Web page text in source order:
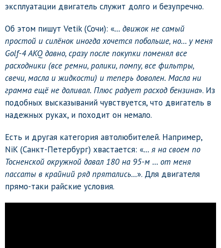
эксплуатации двигатель служит долго и безупречно.
Об этом пишут Vetik (Сочи): «… движок не самый
простой и силёнок иногда хочется побольше, но… у меня
Golf-4 AKQ давно, сразу после покупки поменял все
расходники (все ремни, ролики, помпу, все фильтры,
свечи, масла и жидкости) и теперь доволен. Масла ни
грамма ещё не доливал. Плюс радует расход бензина». Из
подобных высказываний чувствуется, что двигатель в
надежных руках, и походит он немало.
Есть и другая категория автолюбителей. Например,
NiK (Санкт-Петербург) хвастается: «… я на своем по
Тосненской окружной давал 180 на 95-м … от меня
пассаты в крайний ряд прятались…». Для двигателя
прямо-таки райские условия.